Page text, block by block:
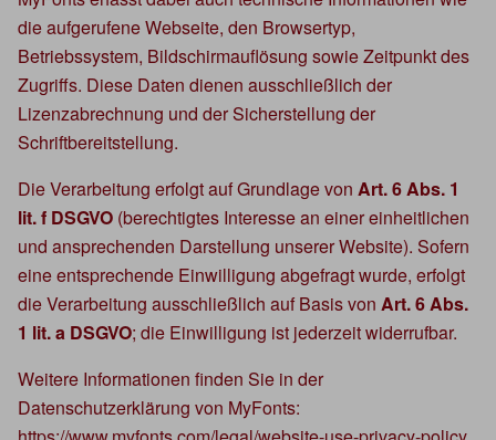
die aufgerufene Webseite, den Browsertyp,
Betriebssystem, Bildschirmauflösung sowie Zeitpunkt des
Zugriffs. Diese Daten dienen ausschließlich der
Lizenzabrechnung und der Sicherstellung der
Schriftbereitstellung.
Die Verarbeitung erfolgt auf Grundlage von Art. 6 Abs. 1
lit. f DSGVO (berechtigtes Interesse an einer einheitlichen
und ansprechenden Darstellung unserer Website). Sofern
eine entsprechende Einwilligung abgefragt wurde, erfolgt
die Verarbeitung ausschließlich auf Basis von Art. 6 Abs.
1 lit. a DSGVO; die Einwilligung ist jederzeit widerrufbar.
Weitere Informationen finden Sie in der
Datenschutzerklärung von MyFonts: